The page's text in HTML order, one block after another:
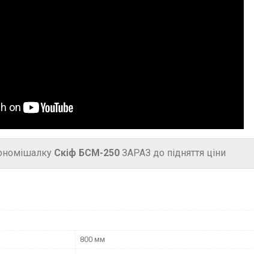
Скіф БСМ-250ЗАРАЗ до підняття ціни
800 мм